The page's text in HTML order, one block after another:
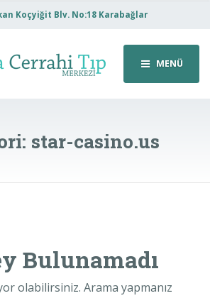
Koçyiğit Blv. No:18 Karabağlar
MENÜ
star-casino.us
Bulunamadı
olabilirsiniz. Arama yapmanız